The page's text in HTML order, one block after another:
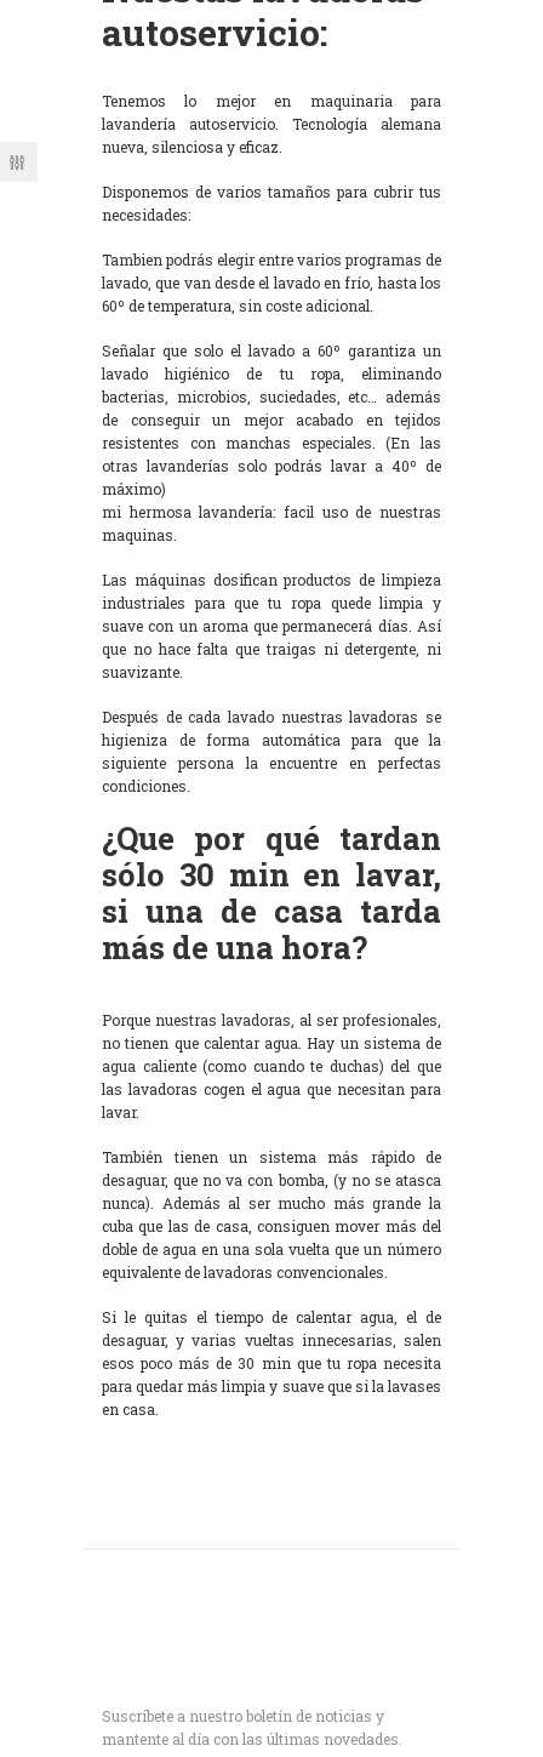
autoservicio:
Tenemos lo mejor en maquinaria para
lavandería autoservicio. Tecnología alemana
nueva, silenciosa y eficaz.
Disponemos de varios tamaños para cubrir tus
necesidades:
Tambien podrás elegir entre varios programas de
lavado, que van desde el lavado en frío, hasta los
60º de temperatura, sin coste adicional.
Señalar que solo el lavado a 60º garantiza un
lavado higiénico de tu ropa, eliminando
bacterias, microbios, suciedades, etc… además
de conseguir un mejor acabado en tejidos
resistentes con manchas especiales. (En las
otras lavanderías solo podrás lavar a 40º de
máximo)
mi hermosa lavandería: facil uso de nuestras
maquinas.
Las máquinas dosifican productos de limpieza
industriales para que tu ropa quede limpia y
suave con un aroma que permanecerá días. Así
que no hace falta que traigas ni detergente, ni
suavizante.
Después de cada lavado nuestras lavadoras se
higieniza de forma automática para que la
siguiente persona la encuentre en perfectas
condiciones.
¿Que por qué tardan
sólo 30 min en lavar,
si una de casa tarda
más de una hora?
Porque nuestras lavadoras, al ser profesionales,
no tienen que calentar agua. Hay un sistema de
agua caliente (como cuando te duchas) del que
las lavadoras cogen el agua que necesitan para
lavar.
También tienen un sistema más rápido de
desaguar, que no va con bomba, (y no se atasca
nunca). Además al ser mucho más grande la
cuba que las de casa, consiguen mover más del
doble de agua en una sola vuelta que un número
equivalente de lavadoras convencionales.
Si le quitas el tiempo de calentar agua, el de
desaguar, y varias vueltas innecesarias, salen
esos poco más de 30 min que tu ropa necesita
para quedar más limpia y suave que si la lavases
en casa.
Suscríbete a nuestro boletín de noticias y
mantente al día con las últimas novedades.